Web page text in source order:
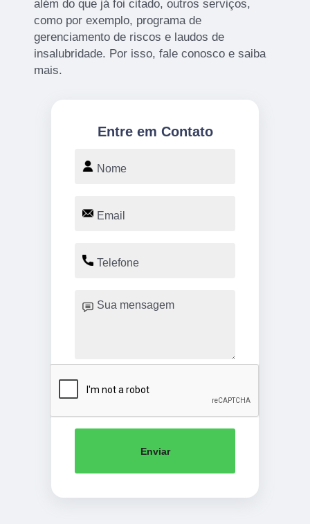
além do que já foi citado, outros serviços,
como por exemplo, programa de
gerenciamento de riscos e laudos de
insalubridade. Por isso, fale conosco e saiba
mais.
Entre em Contato
Enviar